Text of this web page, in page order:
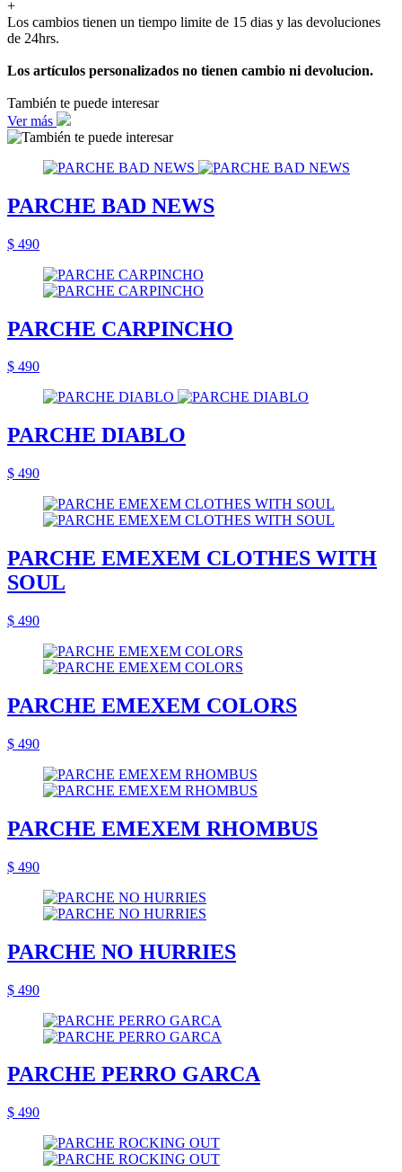
+
Los cambios tienen un tiempo limite de 15 dias y las devoluciones
de 24hrs.
Los artículos personalizados no tienen cambio ni devolucion.
También te puede interesar
Ver más
PARCHE BAD NEWS
$ 490
PARCHE CARPINCHO
$ 490
PARCHE DIABLO
$ 490
PARCHE EMEXEM CLOTHES WITH
SOUL
$ 490
PARCHE EMEXEM COLORS
$ 490
PARCHE EMEXEM RHOMBUS
$ 490
PARCHE NO HURRIES
$ 490
PARCHE PERRO GARCA
$ 490